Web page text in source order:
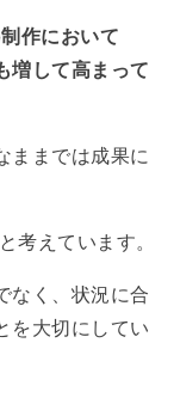
作において
増して高まって
ままでは成果に
考えています。
なく、状況に合
を大切にしてい